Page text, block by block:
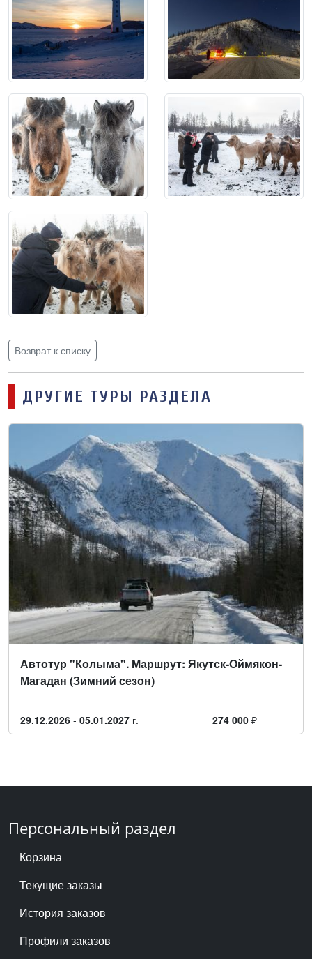
Возврат к списку
ДРУГИЕ ТУРЫ РАЗДЕЛА
Автотур "Колыма". Маршрут: Якутск-Оймякон-
Магадан (Зимний сезон)
29.12.2026 - 05.01.2027 г. 274 000₽
Персональный раздел
Корзина
Текущие заказы
История заказов
Профили заказов